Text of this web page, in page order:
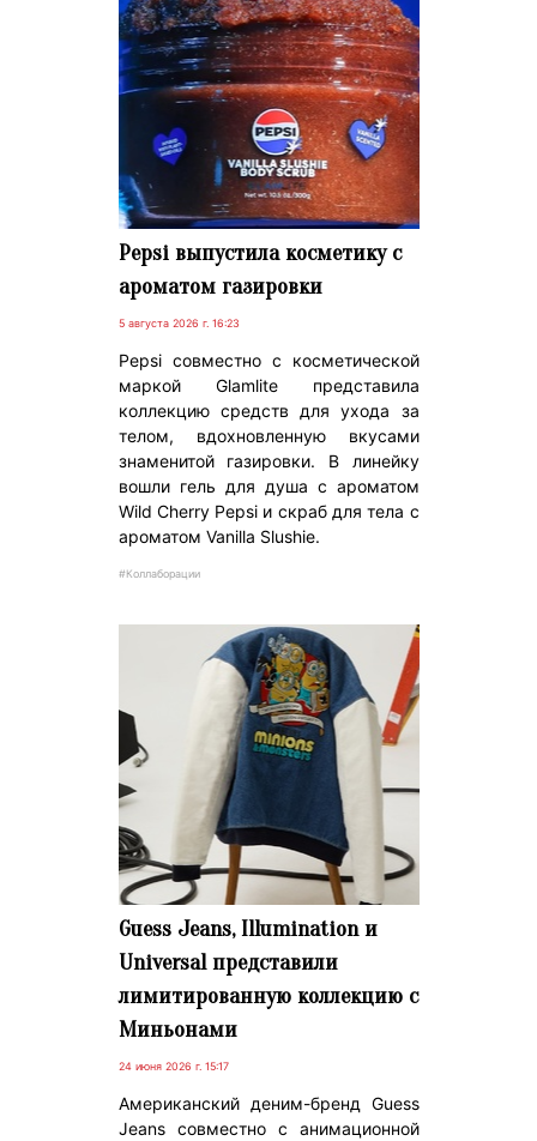
Pepsi выпустила косметику с
ароматом газировки
5 августа 2026 г. 16:23
Pepsi совместно с косметической
маркой Glamlite представила
коллекцию средств для ухода за
телом, вдохновленную вкусами
знаменитой газировки. В линейку
вошли гель для душа с ароматом
Wild Cherry Pepsi и скраб для тела с
ароматом Vanilla Slushie.
#Коллаборации
Guess Jeans, Illumination и
Universal представили
лимитированную коллекцию с
Миньонами
24 июня 2026 г. 15:17
Американский деним-бренд Guess
Jeans совместно с анимационной